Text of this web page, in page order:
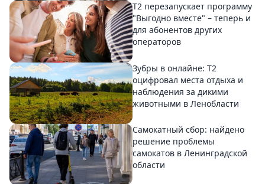
Т2 перезапускает программу
"Выгодно вместе" – теперь и
для абонентов других
операторов
Зубры в онлайне: Т2
оцифровал места отдыха и
наблюдения за дикими
животными в Ленобласти
Самокатный сбор: найдено
решение проблемы
самокатов в Ленинградской
области